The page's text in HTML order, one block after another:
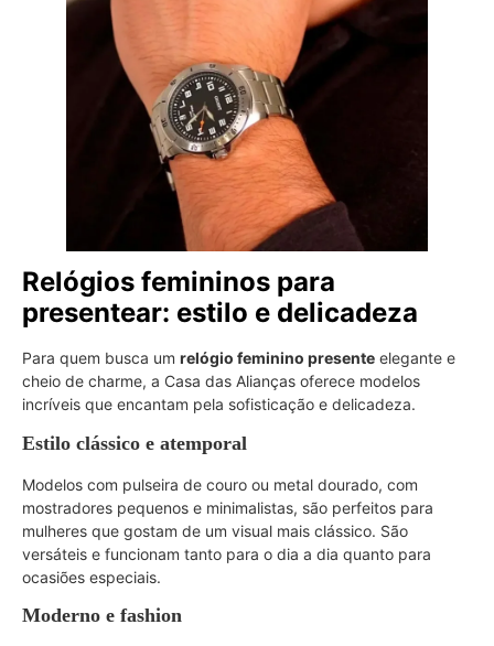
Relógios femininos para
presentear: estilo e delicadeza
Para quem busca um relógio feminino presente elegante e
cheio de charme, a Casa das Alianças oferece modelos
incríveis que encantam pela sofisticação e delicadeza.
Estilo clássico e atemporal
Modelos com pulseira de couro ou metal dourado, com
mostradores pequenos e minimalistas, são perfeitos para
mulheres que gostam de um visual mais clássico. São
versáteis e funcionam tanto para o dia a dia quanto para
ocasiões especiais.
Moderno e fashion